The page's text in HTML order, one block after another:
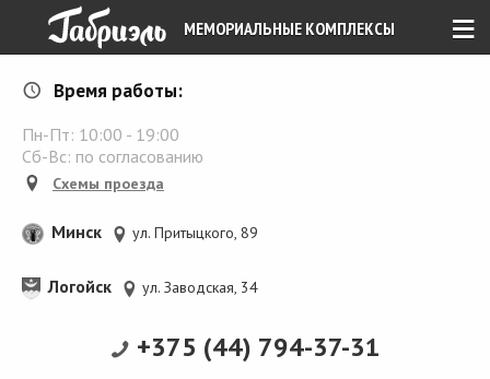
≡
МЕМОРИАЛЬНЫЕ КОМПЛЕКСЫ
Время работы:
Пн-Пт: 10:00 - 19:00
Сб-Вс: по согласованию
Схемы проезда
Минск ул. Притыцкого, 89
Логойск ул. Заводская, 34
+375 (44) 794-37-31